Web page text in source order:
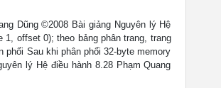
Dũng ©2008 Bài giảng Nguyên lý Hệ
offset 0); theo bảng phân trang, trang
Sau khi phân phối 32-byte memory
lý Hệ điều hành 8.28 Phạm Quang